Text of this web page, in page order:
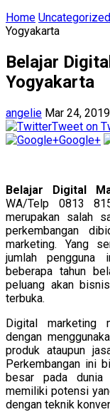
Home Uncategorized
Yogyakarta
Belajar
Yogyakarta
angelie Mar 24, 2019
Tweet on
Google+
Belajar Digital
WA/Telp 0813
merupakan salah
perkembangan
marketing. Yang
jumlah pengguna
beberapa tahun
peluang akan
terbuka.
Digital marketing
dengan
produk ataupun
Perkembangan ini
besar pada dunia
memiliki potensi
dengan teknik